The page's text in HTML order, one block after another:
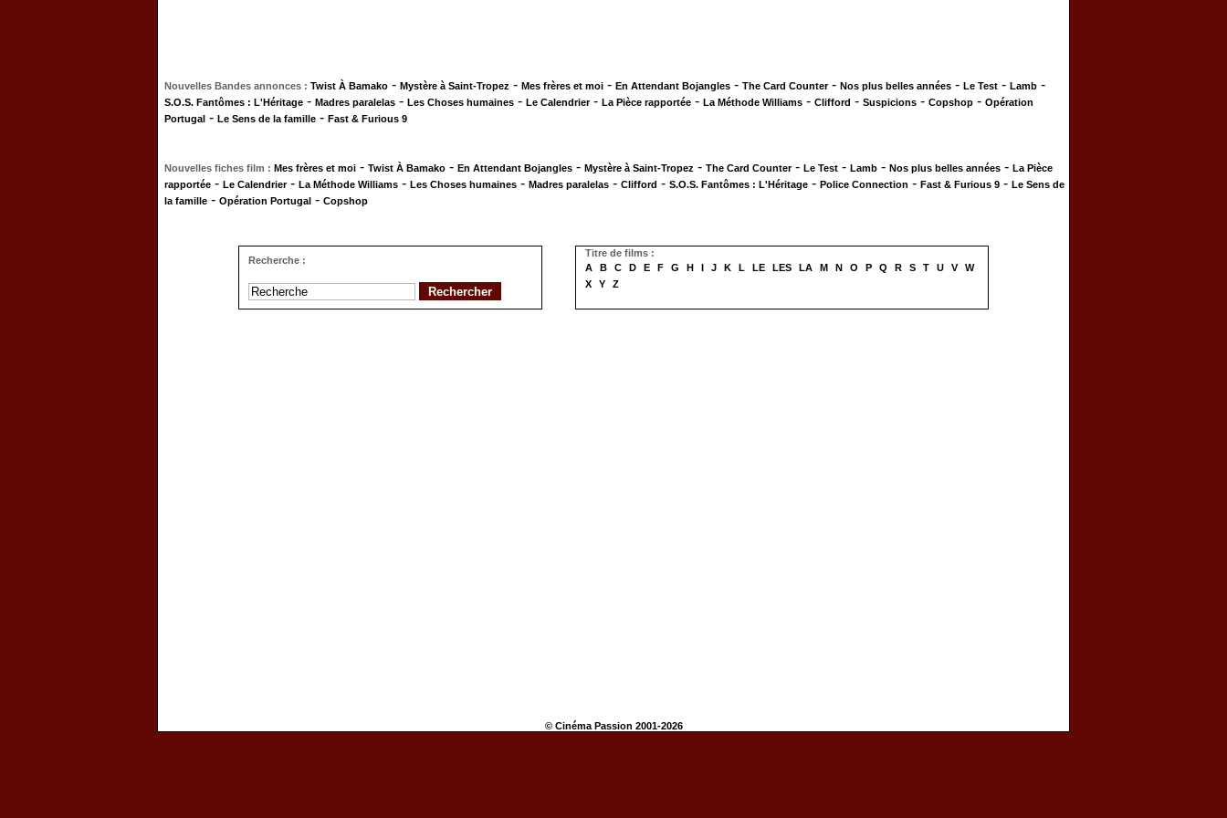
Nouvelles Bandes annonces : Twist À Bamako - Mystère à Saint-Tropez - Mes frères et moi - En Attendant Bojangles - The Card Counter- Nos plus belles années - Le Test - Lamb -
S.O.S. Fantômes : L'Héritage - Madres paralelas - Les Choses humaines - Le Calendrier- La Pièce rapportée - La Méthode Williams - Clifford - Suspicions - Copshop - Opération
Portugal - Le Sens de la famille - Fast & Furious 9
Nouvelles fiches film : Mes frères et moi - Twist À Bamako - En Attendant Bojangles - Mystère à Saint-Tropez - The Card Counter- Le Test - Lamb - Nos plus belles années - La Pièce
rapportée - Le Calendrier- La Méthode Williams - Les Choses humaines - Madres paralelas - Clifford - S.O.S. Fantômes : L'Héritage - Police Connection - Fast & Furious 9 - Le Sens de
la famille - Opération Portugal - Copshop
Recherche :
Titre de films :
A
B C D E F G H I J K L LE LES LA M N O P Q R S T U V
W
X
Y Z
© Cinéma Passion 2001-2026